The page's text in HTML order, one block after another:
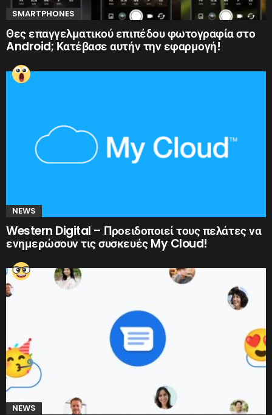
SMARTPHONES
Θες επαγγελματικού επιπέδου φωτογραφία στο
Android; Κατέβασε αυτήν την εφαρμογή!
NEWS
Western Digital – Προειδοποιεί τους πελάτες να
ενημερώσουν τις συσκευές My Cloud!
NEWS